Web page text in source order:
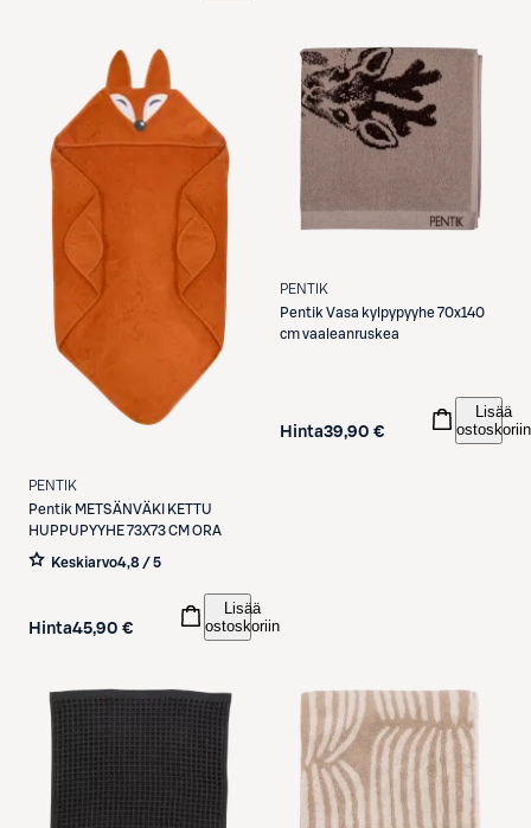
PENTIK
Pentik METSÄNVÄKI KETTU
HUPPUPYYHE 73X73 CM ORA
Keskiarvo4,8 / 5
Hinta45,90 €
Lisää
ostoskoriin
PENTIK
Pentik Vasa kylpypyyhe 70x140
cm vaaleanruskea
Hinta39,90 €
Lisää
ostoskoriin